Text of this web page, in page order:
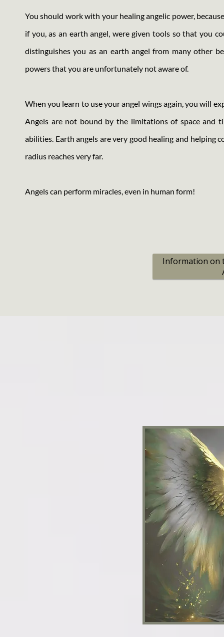
You should work with your healing angelic power,
if you, as an earth angel, were given tools so that you
distinguishes you as an earth angel from many other
powers that you are unfortunately not aware of.
When you learn to use your angel wings again, you will
Angels are not bound by the limitations of space and
abilities. Earth angels are very good healing and helping
radius reaches very far.
Angels can perform miracles, even in human form!
Information on